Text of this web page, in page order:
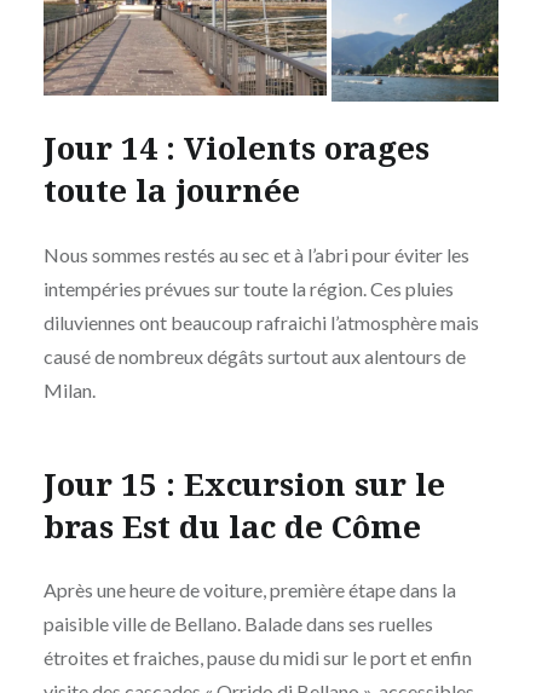
Jour 14 : Violents orages
toute la journée
Nous sommes restés au sec et à l’abri pour éviter les
intempéries prévues sur toute la région. Ces pluies
diluviennes ont beaucoup rafraichi l’atmosphère mais
causé de nombreux dégâts surtout aux alentours de
Milan.
Jour 15 : Excursion sur le
bras Est du lac de Côme
Après une heure de voiture, première étape dans la
paisible ville de Bellano. Balade dans ses ruelles
étroites et fraiches, pause du midi sur le port et enfin